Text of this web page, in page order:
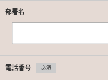
部署名
電話番号 必須